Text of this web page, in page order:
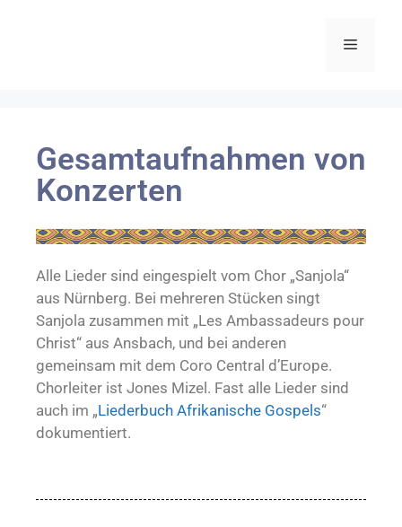
Gesamtaufnahmen von
Konzerten
Alle Lieder sind eingespielt vom Chor „Sanjola“
aus Nürnberg. Bei mehreren Stücken singt
Sanjola zusammen mit „Les Ambassadeurs pour
Christ“ aus Ansbach, und bei anderen
gemeinsam mit dem Coro Central d’Europe.
Chorleiter ist Jones Mizel. Fast alle Lieder sind
auch im „Liederbuch Afrikanische Gospels“
dokumentiert.